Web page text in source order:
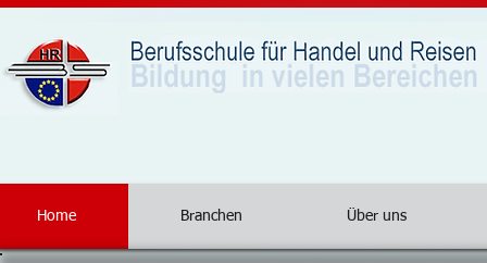
Home Branchen Über uns